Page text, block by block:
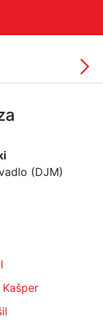
(DJM)